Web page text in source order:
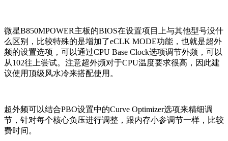
微星B850MPOWER主板的BIOS在设置项目上与其他型号没什
么区别，比较特殊的是增加了eCLK MODE功能，也就是超外
频的设置选项，可以通过CPU Base Clock选项调节外频，可以
从102往上尝试。注意超外频对于CPU温度要求很高，因此建
议使用顶级风水冷来搭配使用。
超外频可以结合PBO设置中的Curve Optimizer选项来精细调
节，针对每个核心负压进行调整，跟内存小参调节一样，比较
费时间。